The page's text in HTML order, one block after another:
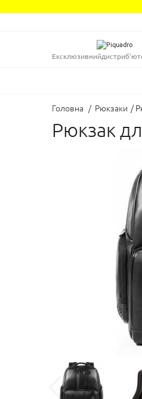
Ексклюзивний
Головна / Рюкзаки /
Рюкзак